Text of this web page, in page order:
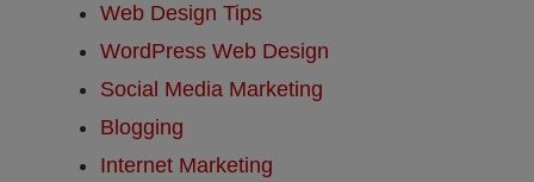
Web Design Tips
WordPress Web Design
Social Media Marketing
Blogging
Internet Marketing